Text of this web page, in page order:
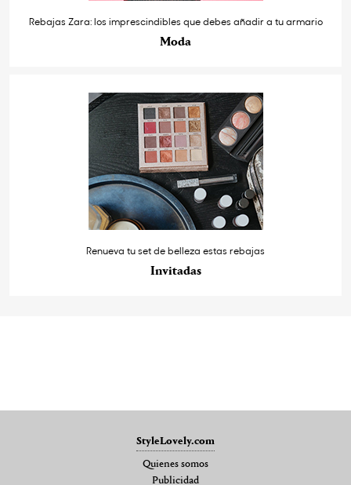
Rebajas Zara: los imprescindibles que debes añadir a tu armario
Moda
Renueva tu set de belleza estas rebajas
Invitadas
StyleLovely.com
Quienes somos
Publicidad